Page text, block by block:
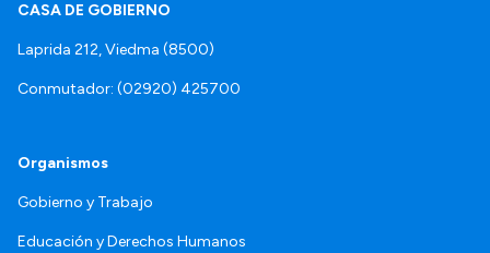
CASA DE GOBIERNO
Laprida 212, Viedma (8500)
Conmutador: (02920) 425700
Organismos
Gobierno y Trabajo
Educación y Derechos Humanos